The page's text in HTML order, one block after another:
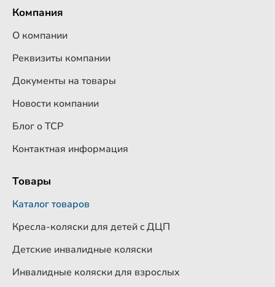
Компания
О компании
Реквизиты компании
Документы на товары
Новости компании
Блог о ТСР
Контактная информация
Товары
Каталог товаров
Кресла-коляски для детей c ДЦП
Детские инвалидные коляски
Инвалидные коляски для взрослых